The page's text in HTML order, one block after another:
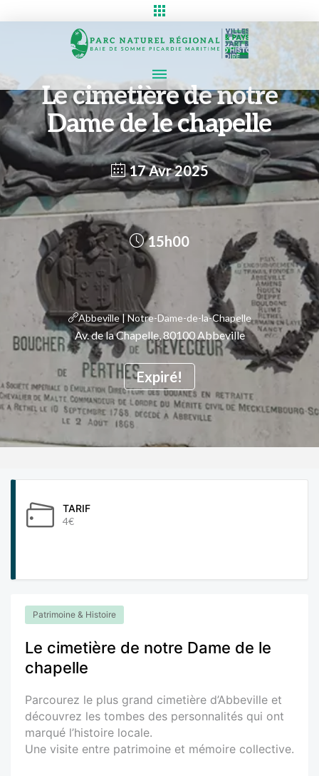
Le cimetière de notre
Dame de le chapelle
17 Avr 2025
Expiré!
15h00
Abbeville | Notre-Dame-de-la-Chapelle
Av. de la Chapelle, 80100 Abbeville
TARIF
4€
Patrimoine & Histoire
Le cimetière de notre Dame de le
chapelle
Parcourez le plus grand cimetière d’Abbeville et
découvrez les tombes des personnalités qui ont
marqué l’histoire locale.
Une visite entre patrimoine et mémoire collective.